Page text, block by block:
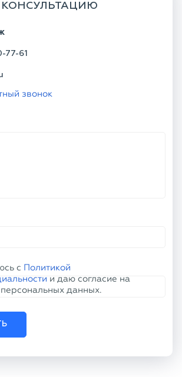
КОНСУЛЬТАЦИЮ
77-61
звонок
ИНФОРМАЦИЯ